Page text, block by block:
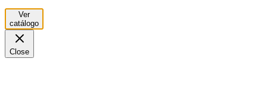
Ver
catálogo
Close